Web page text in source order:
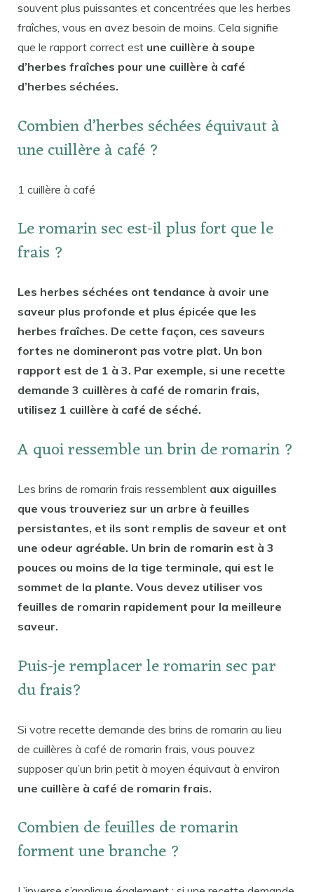
souvent plus puissantes et concentrées que les herbes
fraîches, vous en avez besoin de moins. Cela signifie
que le rapport correct est une cuillère à soupe
d’herbes fraîches pour une cuillère à café
d’herbes séchées.
Combien d’herbes séchées équivaut à
une cuillère à café ?
1 cuillère à café
Le romarin sec est-il plus fort que le
frais ?
Les herbes séchées ont tendance à avoir une
saveur plus profonde et plus épicée que les
herbes fraîches. De cette façon, ces saveurs
fortes ne domineront pas votre plat. Un bon
rapport est de 1 à 3. Par exemple, si une recette
demande 3 cuillères à café de romarin frais,
utilisez 1 cuillère à café de séché.
A quoi ressemble un brin de romarin ?
Les brins de romarin frais ressemblent aux aiguilles
que vous trouveriez sur un arbre à feuilles
persistantes, et ils sont remplis de saveur et ont
une odeur agréable. Un brin de romarin est à 3
pouces ou moins de la tige terminale, qui est le
sommet de la plante. Vous devez utiliser vos
feuilles de romarin rapidement pour la meilleure
saveur.
Puis-je remplacer le romarin sec par
du frais?
Si votre recette demande des brins de romarin au lieu
de cuillères à café de romarin frais, vous pouvez
supposer qu’un brin petit à moyen équivaut à environ
une cuillère à café de romarin frais.
Combien de feuilles de romarin
forment une branche ?